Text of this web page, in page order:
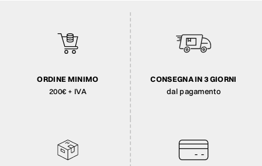
ORDINE MINIMO
200€ + IVA
CONSEGNA IN 3 GIORNI
dal pagamento